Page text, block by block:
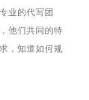
业的代写团
他们共同的特
，知道如何规